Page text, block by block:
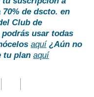
de dscto. en
Club de
usar todas
aquí ¿Aún no
tu plan aquí